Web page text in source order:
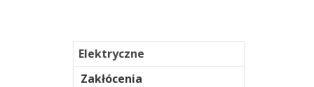
Elektryczne
Zakłócenia